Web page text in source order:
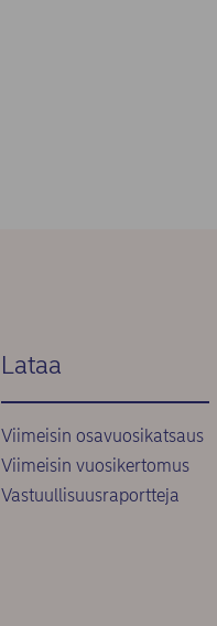
Lataa
Viimeisin osavuosikatsaus
Viimeisin vuosikertomus
Vastuullisuusraportteja